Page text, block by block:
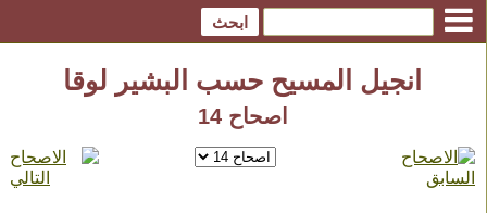
انجيل المسيح حسب البشير لوقا
اصحاح 14